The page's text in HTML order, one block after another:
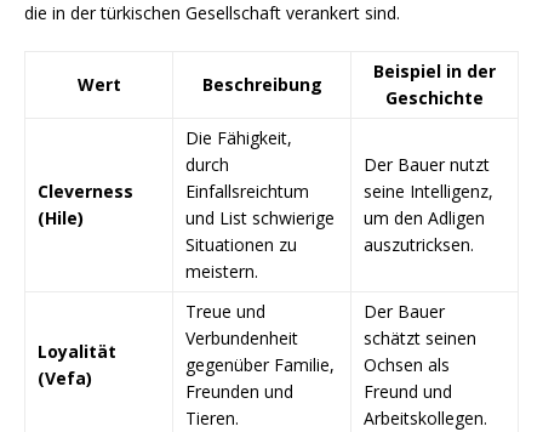
die in der türkischen Gesellschaft verankert sind.
Wert Beschreibung
Beispiel in der
Geschichte
Cleverness
(Hile)
Die Fähigkeit,
durch
Einfallsreichtum
und List schwierige
Situationen zu
meistern.
Der Bauer nutzt
seine Intelligenz,
um den Adligen
auszutricksen.
Loyalität
(Vefa)
Treue und
Verbundenheit
gegenüber Familie,
Freunden und
Tieren.
Der Bauer
schätzt seinen
Ochsen als
Freund und
Arbeitskollegen.